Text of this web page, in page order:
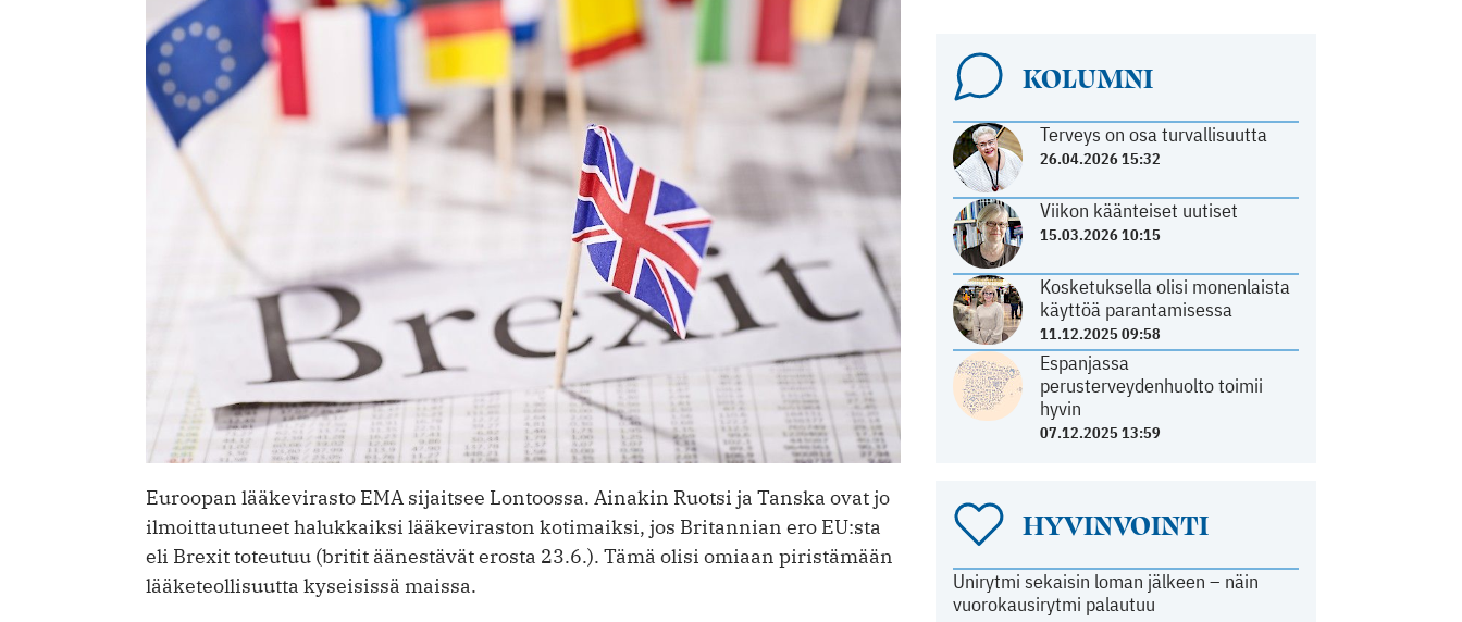
KOLUMNI
Terveys on osa turvallisuutta
26.04.2026 15:32
Viikon käänteiset uutiset
15.03.2026 10:15
Kosketuksella olisi monenlaista
käyttöä parantamisessa
11.12.2025 09:58
Espanjassa
perusterveydenhuolto toimii
hyvin
07.12.2025 13:59
HYVINVOINTI
Unirytmi sekaisin loman jälkeen – näin
vuorokausirytmi palautuu
Euroopan lääkevirasto EMA sijaitsee Lontoossa. Ainakin Ruotsi ja Tanska ovat jo
ilmoittautuneet halukkaiksi lääkeviraston kotimaiksi, jos Britannian ero EU:sta
eli Brexit toteutuu (britit äänestävät erosta 23.6.). Tämä olisi omiaan piristämään
lääketeollisuutta kyseisissä maissa.